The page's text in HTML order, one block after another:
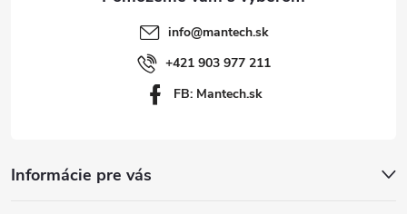
info@mantech.sk
+421 903 977 211
FB: Mantech.sk
Informácie pre vás